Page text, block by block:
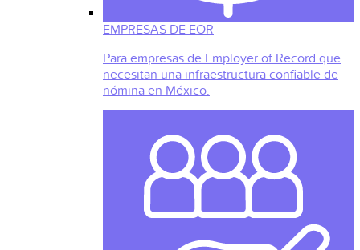
EMPRESAS DE EOR
Para empresas de Employer of Record que
necesitan una infraestructura confiable de
nómina en México.